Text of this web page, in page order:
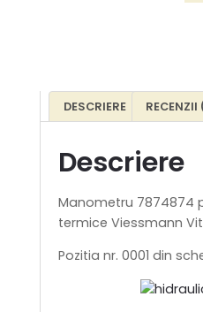
DESCRIERE
Descriere
Manometru 7874874
termice Viessmann
Pozitia nr. 0001 din